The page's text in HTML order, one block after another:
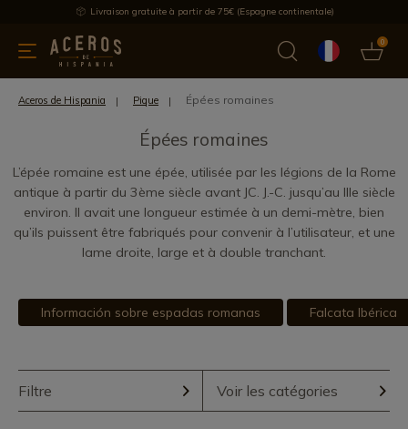
Livraison gratuite à partir de 75€ (Espagne continentale)
0
de cuisine Offre Dernières nouvelles Meilleures ventes
Aceros de Hispania Pique Épées romaines
Épées romaines
L’épée romaine est une épée, utilisée par les légions de la Rome
antique à partir du 3ème siècle avant JC. J.-C. jusqu’au IIIe siècle
environ. Il avait une longueur estimée à un demi-mètre, bien
qu’ils puissent être fabriqués pour convenir à l’utilisateur, et une
lame droite, large et à double tranchant.
Información sobre espadas romanas Falcata Ibérica
Filtre Voir les catégories